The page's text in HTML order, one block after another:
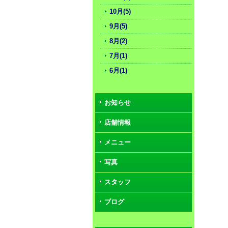
10月(5)
9月(5)
8月(2)
7月(1)
6月(1)
お知らせ
店舗情報
メニュー
写真
スタッフ
ブログ